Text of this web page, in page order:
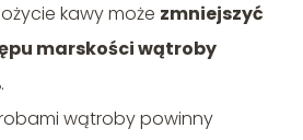
kawy może zmniejszyć
marskości wątroby
.
wątroby powinny